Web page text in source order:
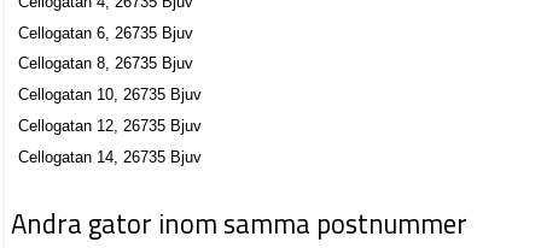
Cellogatan 6, 26735 Bjuv
Cellogatan 8, 26735 Bjuv
Cellogatan 10, 26735 Bjuv
Cellogatan 12, 26735 Bjuv
Cellogatan 14, 26735 Bjuv
Andra gator inom samma postnummer